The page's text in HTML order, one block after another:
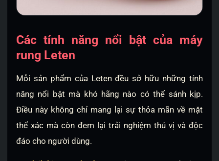
Các tính năng nổi bật của máy
rung Leten
Mỗi sản phẩm của Leten đều sở hữu những tính
năng nổi bật mà khó hãng nào có thể sánh kịp.
Điều này không chỉ mang lại sự thỏa mãn về mặt
thể xác mà còn đem lại trải nghiệm thú vị và độc
đáo cho người dùng.